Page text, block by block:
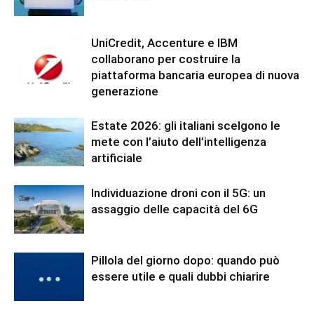
UniCredit, Accenture e IBM
collaborano per costruire la
piattaforma bancaria europea di nuova
generazione
Estate 2026: gli italiani scelgono le
mete con l’aiuto dell’intelligenza
artificiale
Individuazione droni con il 5G: un
assaggio delle capacità del 6G
Pillola del giorno dopo: quando può
essere utile e quali dubbi chiarire